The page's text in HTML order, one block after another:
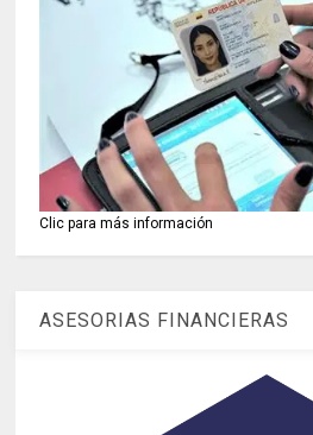
Clic para más información
ASESORIAS FINANCIERAS